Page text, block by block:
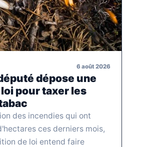
6 août 2026
dépose une
pour taxer les
des incendies qui ont
ces derniers mois,
de loi entend faire